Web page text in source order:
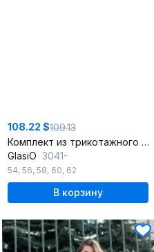
108.22 $109.13
Комплект из трикотажного ангорового жакета и платья приталенного силуэта
GlasiO 3041-
54, 56, 58, 60, 62
В корзину